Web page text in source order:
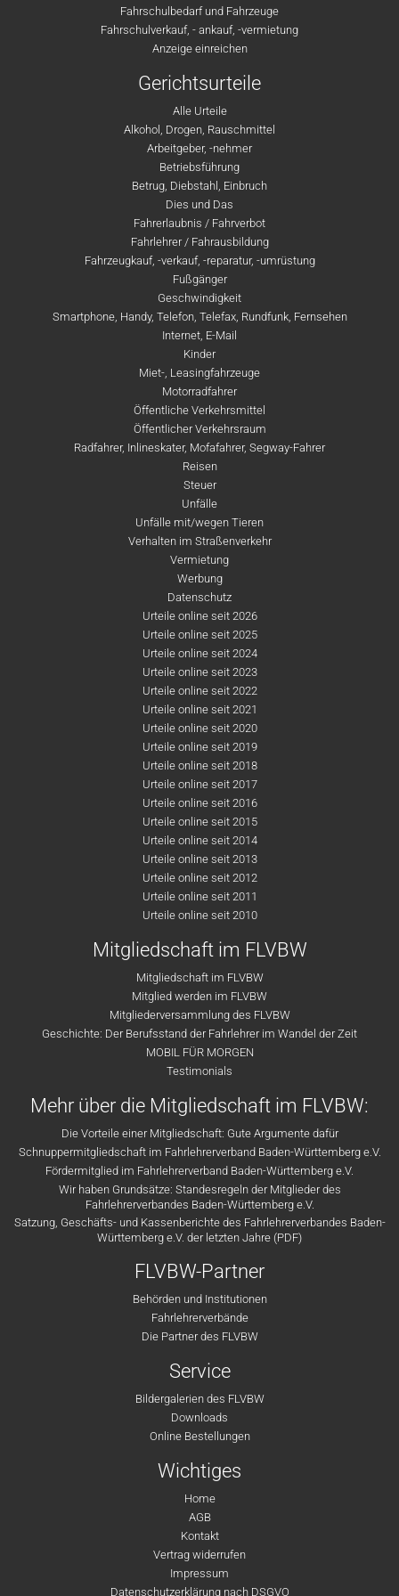
Fahrschulbedarf und Fahrzeuge
Fahrschulverkauf, - ankauf, -vermietung
Anzeige einreichen
Gerichtsurteile
Alle Urteile
Alkohol, Drogen, Rauschmittel
Arbeitgeber, -nehmer
Betriebsführung
Betrug, Diebstahl, Einbruch
Dies und Das
Fahrerlaubnis / Fahrverbot
Fahrlehrer / Fahrausbildung
Fahrzeugkauf, -verkauf, -reparatur, -umrüstung
Fußgänger
Geschwindigkeit
Smartphone, Handy, Telefon, Telefax, Rundfunk, Fernsehen
Internet, E-Mail
Kinder
Miet-, Leasingfahrzeuge
Motorradfahrer
Öffentliche Verkehrsmittel
Öffentlicher Verkehrsraum
Radfahrer, Inlineskater, Mofafahrer, Segway-Fahrer
Reisen
Steuer
Unfälle
Unfälle mit/wegen Tieren
Verhalten im Straßenverkehr
Vermietung
Werbung
Datenschutz
Urteile online seit 2026
Urteile online seit 2025
Urteile online seit 2024
Urteile online seit 2023
Urteile online seit 2022
Urteile online seit 2021
Urteile online seit 2020
Urteile online seit 2019
Urteile online seit 2018
Urteile online seit 2017
Urteile online seit 2016
Urteile online seit 2015
Urteile online seit 2014
Urteile online seit 2013
Urteile online seit 2012
Urteile online seit 2011
Urteile online seit 2010
Mitgliedschaft im FLVBW
Mitgliedschaft im FLVBW
Mitglied werden im FLVBW
Mitgliederversammlung des FLVBW
Geschichte: Der Berufsstand der Fahrlehrer im Wandel der Zeit
MOBIL FÜR MORGEN
Testimonials
Mehr über die Mitgliedschaft im FLVBW:
Die Vorteile einer Mitgliedschaft: Gute Argumente dafür
Schnuppermitgliedschaft im Fahrlehrerverband Baden-Württemberg e.V.
Fördermitglied im Fahrlehrerverband Baden-Württemberg e.V.
Wir haben Grundsätze: Standesregeln der Mitglieder des
Fahrlehrerverbandes Baden-Württemberg e.V.
Satzung, Geschäfts- und Kassenberichte des Fahrlehrerverbandes Baden-
Württemberg e.V. der letzten Jahre (PDF)
FLVBW-Partner
Behörden und Institutionen
Fahrlehrerverbände
Die Partner des FLVBW
Service
Bildergalerien des FLVBW
Downloads
Online Bestellungen
Wichtiges
Home
AGB
Kontakt
Vertrag widerrufen
Impressum
Datenschutzerklärung nach DSGVO